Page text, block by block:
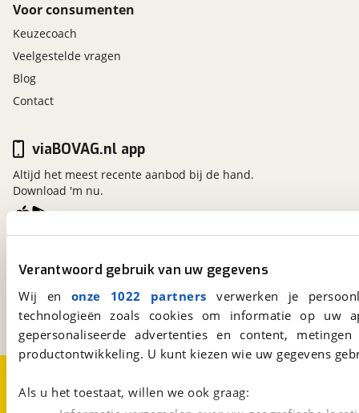
Verantwoord gebruik van uw gegevens
Wij en onze 1022 partners verwerken je
technologieën zoals cookies om informatie op
gepersonaliseerde advertenties en content,
productontwikkeling. U kunt kiezen wie uw gegevens
Als u het toestaat, willen we ook graag:
Voor consumenten
Keuzecoach
Veelgestelde vragen
Blog
Contact
Kosterijland15
BOVAG
viaBOVAG.nl app
Altijd het meest recente aanbod bij de hand.
Download 'm nu.
CookievoorkeurenVacatures